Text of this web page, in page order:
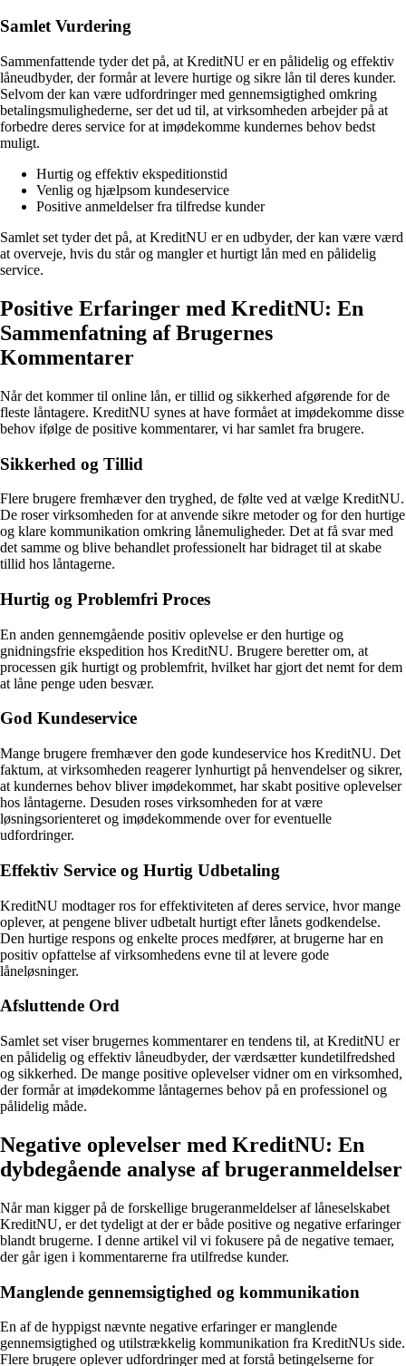
Samlet Vurdering
Sammenfattende tyder det på, at KreditNU er en pålidelig og effektiv
låneudbyder, der formår at levere hurtige og sikre lån til deres kunder.
Selvom der kan være udfordringer med gennemsigtighed omkring
betalingsmulighederne, ser det ud til, at virksomheden arbejder på at
forbedre deres service for at imødekomme kundernes behov bedst
muligt.
Hurtig og effektiv ekspeditionstid
Venlig og hjælpsom kundeservice
Positive anmeldelser fra tilfredse kunder
Samlet set tyder det på, at KreditNU er en udbyder, der kan være værd
at overveje, hvis du står og mangler et hurtigt lån med en pålidelig
service.
Positive Erfaringer med KreditNU: En
Sammenfatning af Brugernes
Kommentarer
Når det kommer til online lån, er tillid og sikkerhed afgørende for de
fleste låntagere. KreditNU synes at have formået at imødekomme disse
behov ifølge de positive kommentarer, vi har samlet fra brugere.
Sikkerhed og Tillid
Flere brugere fremhæver den tryghed, de følte ved at vælge KreditNU.
De roser virksomheden for at anvende sikre metoder og for den hurtige
og klare kommunikation omkring lånemuligheder. Det at få svar med
det samme og blive behandlet professionelt har bidraget til at skabe
tillid hos låntagerne.
Hurtig og Problemfri Proces
En anden gennemgående positiv oplevelse er den hurtige og
gnidningsfrie ekspedition hos KreditNU. Brugere beretter om, at
processen gik hurtigt og problemfrit, hvilket har gjort det nemt for dem
at låne penge uden besvær.
God Kundeservice
Mange brugere fremhæver den gode kundeservice hos KreditNU. Det
faktum, at virksomheden reagerer lynhurtigt på henvendelser og sikrer,
at kundernes behov bliver imødekommet, har skabt positive oplevelser
hos låntagerne. Desuden roses virksomheden for at være
løsningsorienteret og imødekommende over for eventuelle
udfordringer.
Effektiv Service og Hurtig Udbetaling
KreditNU modtager ros for effektiviteten af deres service, hvor mange
oplever, at pengene bliver udbetalt hurtigt efter lånets godkendelse.
Den hurtige respons og enkelte proces medfører, at brugerne har en
positiv opfattelse af virksomhedens evne til at levere gode
låneløsninger.
Afsluttende Ord
Samlet set viser brugernes kommentarer en tendens til, at KreditNU er
en pålidelig og effektiv låneudbyder, der værdsætter kundetilfredshed
og sikkerhed. De mange positive oplevelser vidner om en virksomhed,
der formår at imødekomme låntagernes behov på en professionel og
pålidelig måde.
Negative oplevelser med KreditNU: En
dybdegående analyse af brugeranmeldelser
Når man kigger på de forskellige brugeranmeldelser af låneselskabet
KreditNU, er det tydeligt at der er både positive og negative erfaringer
blandt brugerne. I denne artikel vil vi fokusere på de negative temaer,
der går igen i kommentarerne fra utilfredse kunder.
Manglende gennemsigtighed og kommunikation
En af de hyppigst nævnte negative erfaringer er manglende
gennemsigtighed og utilstrækkelig kommunikation fra KreditNUs side.
Flere brugere oplever udfordringer med at forstå betingelserne for